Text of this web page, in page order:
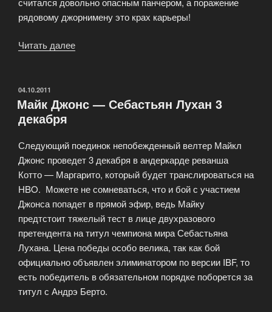
рядовому джорнимену это крах карьеры!
Читать далее
многократного
мира»
ОПУБЛИКОВАНО
04.10.2011
Майк Джонс — Себастьян Лухан 3
декабря
Следующий поединок непобежденный велтер Майкл
Джонс проведет 3 декабря в андеркарде реванша
Котто — Маргарито, который будет транслироваться на
HBO. Можете не сомневаться, что и бой с участием
Джонса попадет в прямой эфир, ведь Майку
предтстоит тяжелый тест в лице двухразового
претендента на титул чемпиона мира Себастьяна
Лухана. Цена победы особо велика, так как бой
официально объявлен элиминатором по версии IBF, то
есть победитель в обязательном порядке поборется за
титул с Андрэ Берто.